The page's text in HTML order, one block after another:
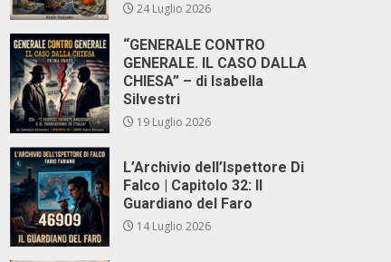
24 Luglio 2026
“GENERALE CONTRO
GENERALE. IL CASO DALLA
CHIESA” – di Isabella
Silvestri
19 Luglio 2026
L’Archivio dell’Ispettore Di
Falco | Capitolo 32: Il
Guardiano del Faro
14 Luglio 2026